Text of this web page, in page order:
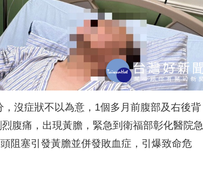
沒症狀不以為意，1個多月前腹部及右後背
腹痛，出現黃膽，緊急到衛福部彰化醫院急
阻塞引發黃膽並併發敗血症，引爆致命危